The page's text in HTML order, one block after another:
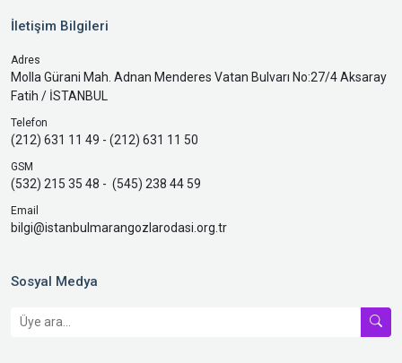
İletişim Bilgileri
Adres
Molla Gürani Mah. Adnan Menderes Vatan Bulvarı No:27/4 Aksaray
Fatih / İSTANBUL
Telefon
(212) 631 11 49 - (212) 631 11 50
GSM
(532) 215 35 48 - (545) 238 44 59
Email
bilgi@istanbulmarangozlarodasi.org.tr
Sosyal Medya